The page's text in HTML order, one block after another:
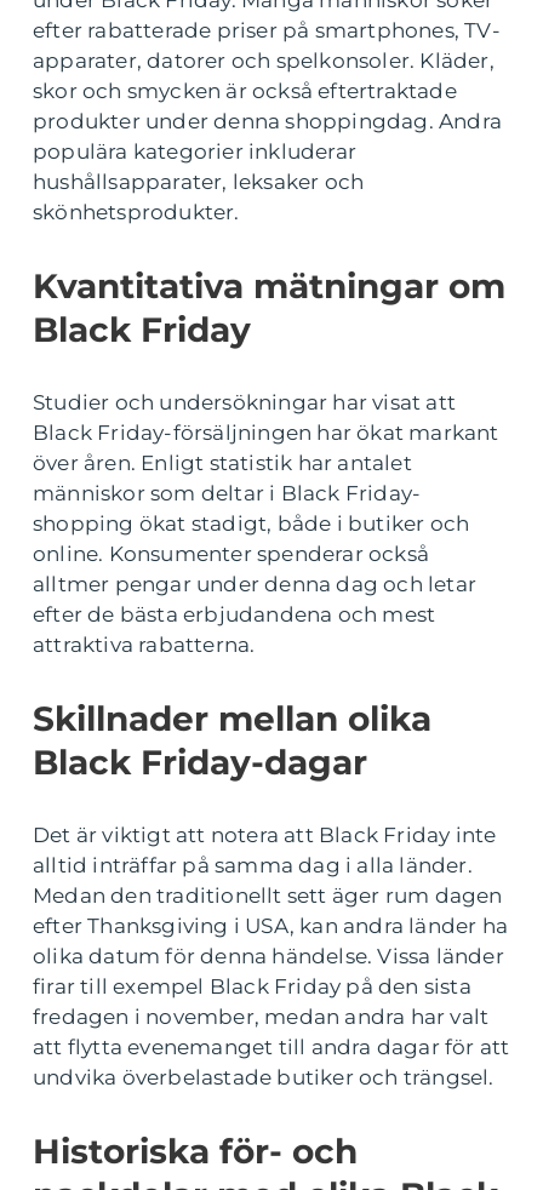
efter rabatterade priser på smartphones, TV-
apparater, datorer och spelkonsoler. Kläder,
skor och smycken är också eftertraktade
produkter under denna shoppingdag. Andra
populära kategorier inkluderar
hushållsapparater, leksaker och
skönhetsprodukter.
Kvantitativa mätningar om
Black Friday
Studier och undersökningar har visat att
Black Friday-försäljningen har ökat markant
över åren. Enligt statistik har antalet
människor som deltar i Black Friday-
shopping ökat stadigt, både i butiker och
online. Konsumenter spenderar också
alltmer pengar under denna dag och letar
efter de bästa erbjudandena och mest
attraktiva rabatterna.
Skillnader mellan olika
Black Friday-dagar
Det är viktigt att notera att Black Friday inte
alltid inträffar på samma dag i alla länder.
Medan den traditionellt sett äger rum dagen
efter Thanksgiving i USA, kan andra länder ha
olika datum för denna händelse. Vissa länder
firar till exempel Black Friday på den sista
fredagen i november, medan andra har valt
att flytta evenemanget till andra dagar för att
undvika överbelastade butiker och trängsel.
Historiska för- och